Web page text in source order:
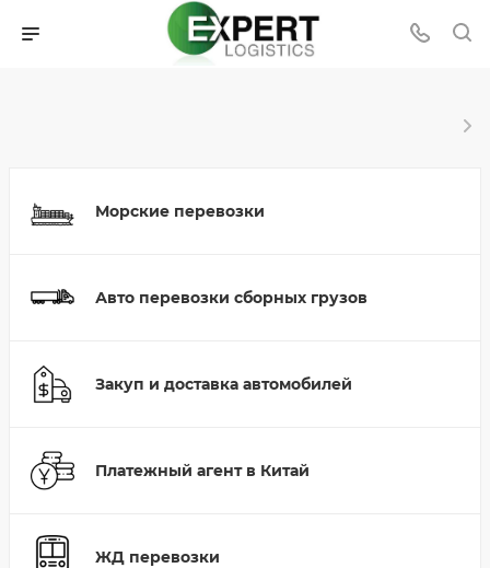
Морские перевозки
Авто перевозки сборных грузов
Закуп и доставка автомобилей
Платежный агент в Китай
ЖД перевозки